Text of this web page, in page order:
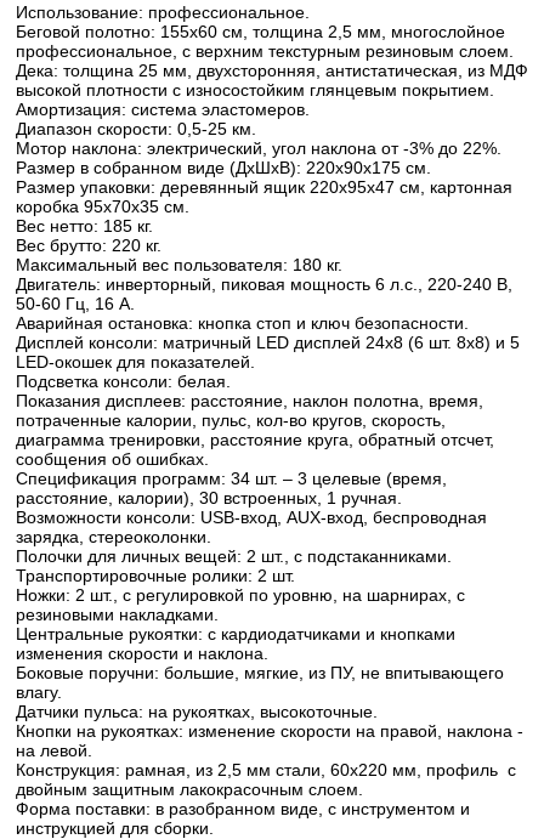
Использование: профессиональное.
Беговой полотно: 155х60 см, толщина 2,5 мм, многослойное
профессиональное, с верхним текстурным резиновым слоем.
Дека: толщина 25 мм, двухсторонняя, антистатическая, из МДФ
высокой плотности с износостойким глянцевым покрытием.
Амортизация: система эластомеров.
Диапазон скорости: 0,5-25 км.
Мотор наклона: электрический, угол наклона от -3% до 22%.
Размер в собранном виде (ДхШхВ): 220х90х175 см.
Размер упаковки: деревянный ящик 220х95х47 см, картонная
коробка 95х70х35 см.
Вес нетто: 185 кг.
Вес брутто: 220 кг.
Максимальный вес пользователя: 180 кг.
Двигатель: инверторный, пиковая мощность 6 л.с., 220-240 В,
50-60 Гц, 16 А.
Аварийная остановка: кнопка стоп и ключ безопасности.
Дисплей консоли: матричный LED дисплей 24х8 (6 шт. 8х8) и 5
LED-окошек для показателей.
Подсветка консоли: белая.
Показания дисплеев: расстояние, наклон полотна, время,
потраченные калории, пульс, кол-во кругов, скорость,
диаграмма тренировки, расстояние круга, обратный отсчет,
сообщения об ошибках.
Спецификация программ: 34 шт. – 3 целевые (время,
расстояние, калории), 30 встроенных, 1 ручная.
Возможности консоли: USB-вход, AUX-вход, беспроводная
зарядка, стереоколонки.
Полочки для личных вещей: 2 шт., с подстаканниками.
Транспортировочные ролики: 2 шт.
Ножки: 2 шт., с регулировкой по уровню, на шарнирах, с
резиновыми накладками.
Центральные рукоятки: с кардиодатчиками и кнопками
изменения скорости и наклона.
Боковые поручни: большие, мягкие, из ПУ, не впитывающего
влагу.
Датчики пульса: на рукоятках, высокоточные.
Кнопки на рукоятках: изменение скорости на правой, наклона -
на левой.
Конструкция: рамная, из 2,5 мм стали, 60х220 мм, профиль с
двойным защитным лакокрасочным слоем.
Форма поставки: в разобранном виде, с инструментом и
инструкцией для сборки.